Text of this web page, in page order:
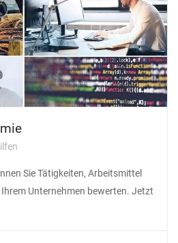
Sie Tätigkeiten, Arbeitsmittel
Unternehmen bewerten. Jetzt